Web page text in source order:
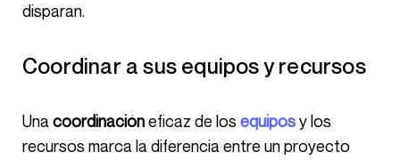
disparan.
Coordinar a sus equipos y recursos
Una coordinacióneficaz de los equiposy los
recursos marca la diferencia entre un proyecto